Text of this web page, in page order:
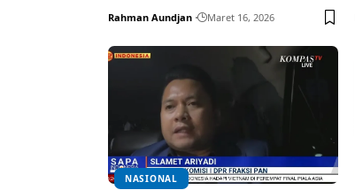
Rahman Aundjan Maret 16, 2026
NASIONAL